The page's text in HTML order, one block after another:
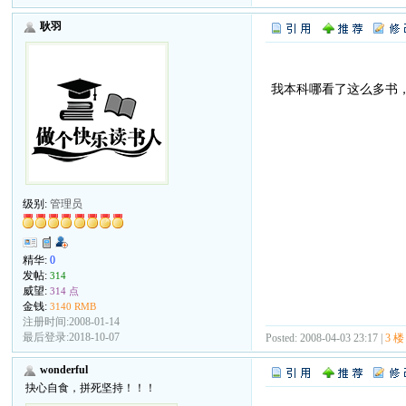
耿羽
级别:管理员
精华:0
发帖:314
威望:314 点
金钱:3140 RMB
注册时间:2008-01-14
最后登录:2018-10-07
我本科哪看了这么多书
Posted: 2008-04-03 23:17 |3 楼
wonderful
抉心自食，拼死坚持！！！